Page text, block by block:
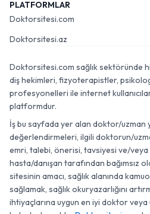
PLATFORMLAR
Doktorsitesi.com
Doktorsitesi.az
Doktorsitesi.com sağlık sektöründe
diş hekimleri, fizyoterapistler,
profesyonelleri ile internet
platformdur.
İş bu sayfada yer alan doktor/uzman
değerlendirmeleri, ilgili doktorun/
emri, talebi, önerisi, tavsiyesi ve/veya
hasta/danışan tarafından bağımsız
sitesinin amacı, sağlık alanında
sağlamak, sağlık okuryazarlığını
ihtiyaçlarına uygun en iyi doktor veya